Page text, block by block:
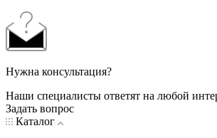
Нужна консультация?
Наши специалисты ответят на любой
Задать вопрос
Каталог